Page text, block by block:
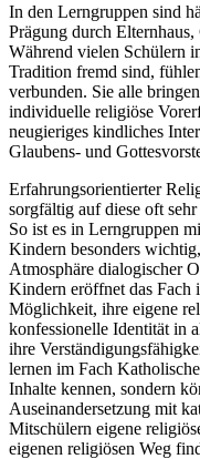
In den Lerngruppen sind
Prägung durch
Während vielen Schülern
Tradition fremd sind,
verbunden. Sie alle
individuelle religiöse
neugieriges kindliches
Glaubens- und
Erfahrungsorientierter
sorgfältig auf diese oft
So ist es in Lerngruppen
Kindern besonders
Atmosphäre dialogischer
Kindern eröffnet das Fach
Möglichkeit, ihre eigene
konfessionelle Identität in
ihre
lernen im Fach
Inhalte kennen, sondern
Auseinandersetzung mit
Mitschülern eigene
eigenen religiösen Weg